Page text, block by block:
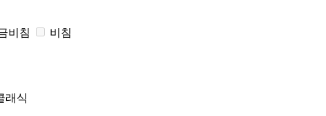
비침 비침
래식